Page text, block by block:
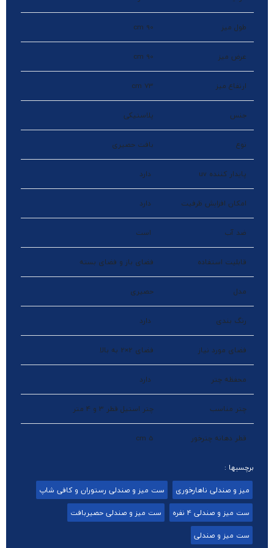
طول میز 90 cm
عرض میز 90 cm
ارتفاع میز 73 cm
جنس پلاستیکی
نوع بافت حصیری
پایدار کننده uv دارد
امکان افزایش ظرفیت دارد
ضد آب است
قابلیت استفاده فضای باز و فضای بسته
مدل حصیری
رنگ بندی دارد
فضای مورد نیاز فضای 2×2 به بالا
محفظه چتر دارد
چتر مناسب چتر استیل قطر 3 و 4 متر
قطر دهانه چترخور 5 cm
برچسبها :
میز و صندلی ناهارخوری
ست میز و صندلی رستوران و کافی شاپ
ست میز و صندلی 4 نفره
ست میز و صندلی حصیربافت
ست میز و صندلی